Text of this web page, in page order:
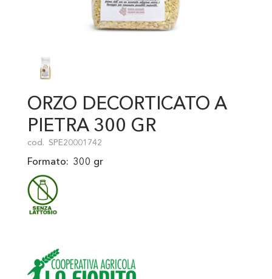
ORZO DECORTICATO A
PIETRA 300 GR
cod. SPE20001742
Formato: 300 gr